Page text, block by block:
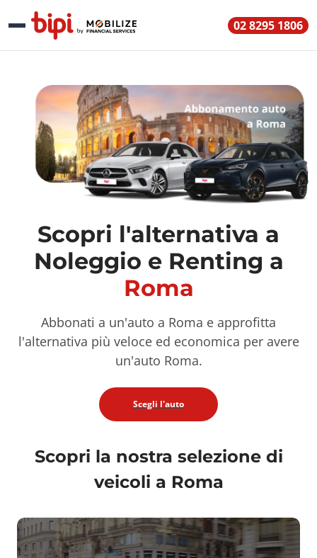
02 8295 1806
Scopri l'alternativa a
Noleggio e Renting a
Roma
Abbonati a un'auto a Roma e approfitta
l'alternativa più veloce ed economica per avere
un'auto Roma.
Scegli l'auto
Scopri la nostra selezione di
veicoli a Roma